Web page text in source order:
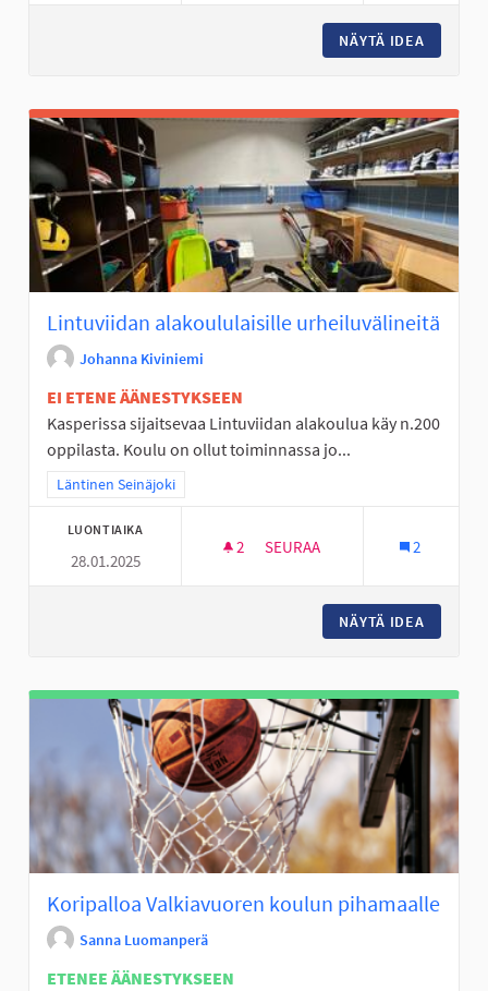
NÄYTÄ IDEA
Lintuviidan alakoululaisille urheiluvälineitä
Johanna Kiviniemi
EI ETENE ÄÄNESTYKSEEN
Kasperissa sijaitsevaa Lintuviidan alakoulua käy n.200
oppilasta. Koulu on ollut toiminnassa jo...
Rajaa tulokset teeman mukaan: Läntinen Seinäjoki
Läntinen Seinäjoki
LUONTIAIKA
28.01.2025
2 2 SEURAAJAA
SEURAA 2
NÄYTÄ IDEA
Koripalloa Valkiavuoren koulun pihamaalle
Sanna Luomanperä
ETENEE ÄÄNESTYKSEEN